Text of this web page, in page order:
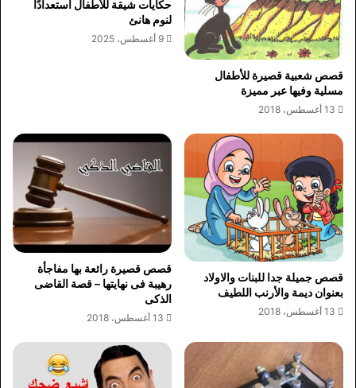
قصص شعبية قصيرة للأطفال
مسلية وفيها عبر مميزة
13 أغسطس، 2018
حكايات شيقة للأطفال استعدادًا
لنوم هانئ
9 أغسطس، 2025
قصص جميلة جدا للبنات والاولاد
بعنوان ديمة والأرنب اللطيف
13 أغسطس، 2018
قصص قصيرة رائعة بها مفاجأة
رهيبة فى نهايتها – قصة القاضى
الذكى
13 أغسطس، 2018